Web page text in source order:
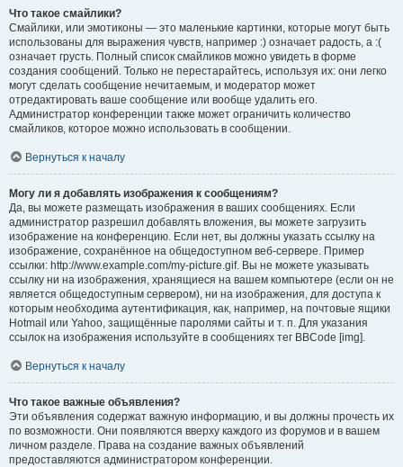
Что такое смайлики?
Смайлики, или эмотиконы — это маленькие картинки, которые могут быть
использованы для выражения чувств, например :) означает радость, а :(
означает грусть. Полный список смайликов можно увидеть в форме
создания сообщений. Только не перестарайтесь, используя их: они легко
могут сделать сообщение нечитаемым, и модератор может
отредактировать ваше сообщение или вообще удалить его.
Администратор конференции также может ограничить количество
смайликов, которое можно использовать в сообщении.
Вернуться к началу
Могу ли я добавлять изображения к сообщениям?
Да, вы можете размещать изображения в ваших сообщениях. Если
администратор разрешил добавлять вложения, вы можете загрузить
изображение на конференцию. Если нет, вы должны указать ссылку на
изображение, сохранённое на общедоступном веб-сервере. Пример
ссылки: http://www.example.com/my-picture.gif. Вы не можете указывать
ссылку ни на изображения, хранящиеся на вашем компьютере (если он не
является общедоступным сервером), ни на изображения, для доступа к
которым необходима аутентификация, как, например, на почтовые ящики
Hotmail или Yahoo, защищённые паролями сайты и т. п. Для указания
ссылок на изображения используйте в сообщениях тег BBCode [img].
Вернуться к началу
Что такое важные объявления?
Эти объявления содержат важную информацию, и вы должны прочесть их
по возможности. Они появляются вверху каждого из форумов и в вашем
личном разделе. Права на создание важных объявлений
предоставляются администратором конференции.